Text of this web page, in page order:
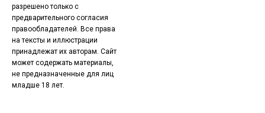
разрешено только с
предварительного согласия
правообладателей. Все права
на тексты и иллюстрации
принадлежат их авторам. Сайт
может содержать материалы,
не предназначенные для лиц
младше 18 лет.